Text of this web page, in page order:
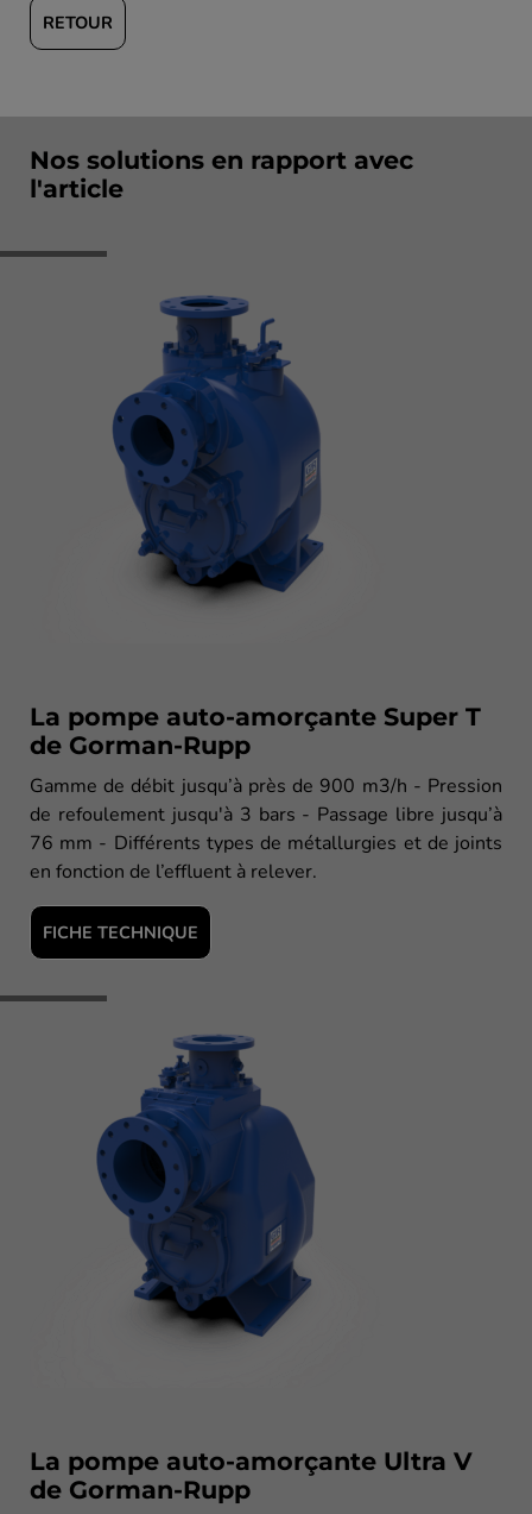
RETOUR
Nos solutions en rapport avec
l'article
La pompe auto-amorçante Super T
de Gorman-Rupp
Gamme de débit jusqu’à près de 900 m3/h - Pression
de refoulement jusqu'à 3 bars - Passage libre jusqu’à
76 mm - Différents types de métallurgies et de joints
en fonction de l’effluent à relever.
FICHE TECHNIQUE
La pompe auto-amorçante Ultra V
de Gorman-Rupp